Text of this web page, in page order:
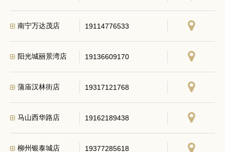
南宁万达茂店 19114776533
阳光城丽景湾店 19136609170
蒲庙汉林街店 19317121768
马山西华路店 19162189438
柳州银泰城店 19377285618